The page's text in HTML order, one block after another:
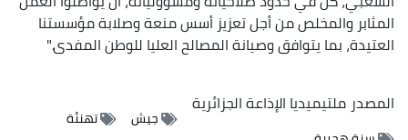
المثابر والمخلص من أجل تعزيز أسس منعة وصلابة مؤسستنا
العتيدة، بما يتوافق وصيانة المصالح العليا للوطن المفدى."
المصدرملتيميديا الإذاعة الجزائرية
جيش
تهنئة